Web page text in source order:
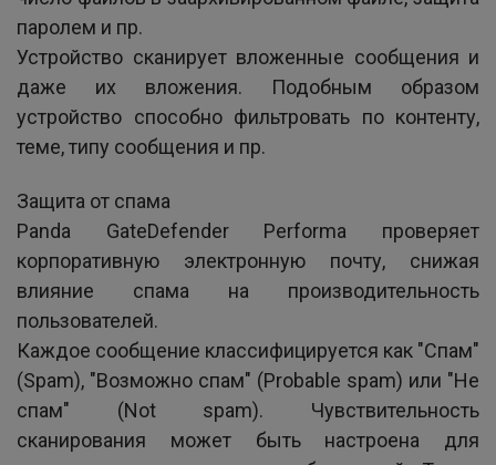
паролем и пр.
Устройство сканирует вложенные сообщения и
даже их вложения. Подобным образом
устройство способно фильтровать по контенту,
теме, типу сообщения и пр.
Защита от спама
Panda GateDefender Performa проверяет
корпоративную электронную почту, снижая
влияние спама на производительность
пользователей.
Каждое сообщение классифицируется как "Спам"
(Spam), "Возможно спам" (Probable spam) или "Не
спам" (Not spam). Чувствительность
сканирования может быть настроена для